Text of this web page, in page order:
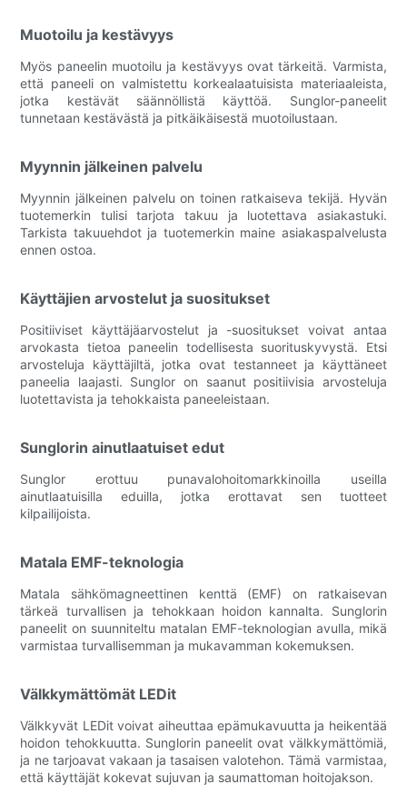
Muotoilu ja kestävyys
Myös paneelin muotoilu ja kestävyys ovat tärkeitä. Varmista,
että paneeli on valmistettu korkealaatuisista materiaaleista,
jotka kestävät säännöllistä käyttöä. Sunglor-paneelit
tunnetaan kestävästä ja pitkäikäisestä muotoilustaan.
Myynnin jälkeinen palvelu
Myynnin jälkeinen palvelu on toinen ratkaiseva tekijä. Hyvän
tuotemerkin tulisi tarjota takuu ja luotettava asiakastuki.
Tarkista takuuehdot ja tuotemerkin maine asiakaspalvelusta
ennen ostoa.
Käyttäjien arvostelut ja suositukset
Positiiviset käyttäjäarvostelut ja -suositukset voivat antaa
arvokasta tietoa paneelin todellisesta suorituskyvystä. Etsi
arvosteluja käyttäjiltä, ​​jotka ovat testanneet ja käyttäneet
paneelia laajasti. Sunglor on saanut positiivisia arvosteluja
luotettavista ja tehokkaista paneeleistaan.
Sunglorin ainutlaatuiset edut
Sunglor erottuu punavalohoitomarkkinoilla useilla
ainutlaatuisilla eduilla, jotka erottavat sen tuotteet
kilpailijoista.
Matala EMF-teknologia
Matala sähkömagneettinen kenttä (EMF) on ratkaisevan
tärkeä turvallisen ja tehokkaan hoidon kannalta. Sunglorin
paneelit on suunniteltu matalan EMF-teknologian avulla, mikä
varmistaa turvallisemman ja mukavamman kokemuksen.
Välkkymättömät LEDit
Välkkyvät LEDit voivat aiheuttaa epämukavuutta ja heikentää
hoidon tehokkuutta. Sunglorin paneelit ovat välkkymättömiä,
ja ne tarjoavat vakaan ja tasaisen valotehon. Tämä varmistaa,
että käyttäjät kokevat sujuvan ja saumattoman hoitojakson.